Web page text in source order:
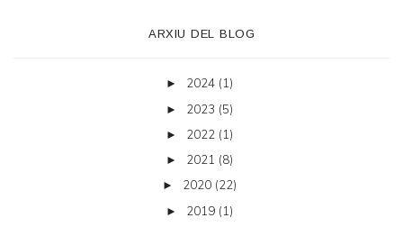
ARXIU DEL BLOG
► 2024 (1)
► 2023 (5)
► 2022 (1)
► 2021 (8)
► 2020 (22)
► 2019 (1)